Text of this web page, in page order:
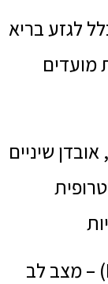
לגזע בריא
מועדים
שיניים
קרדיומיופתיה היפרטרופית (HCM) – מצב לב